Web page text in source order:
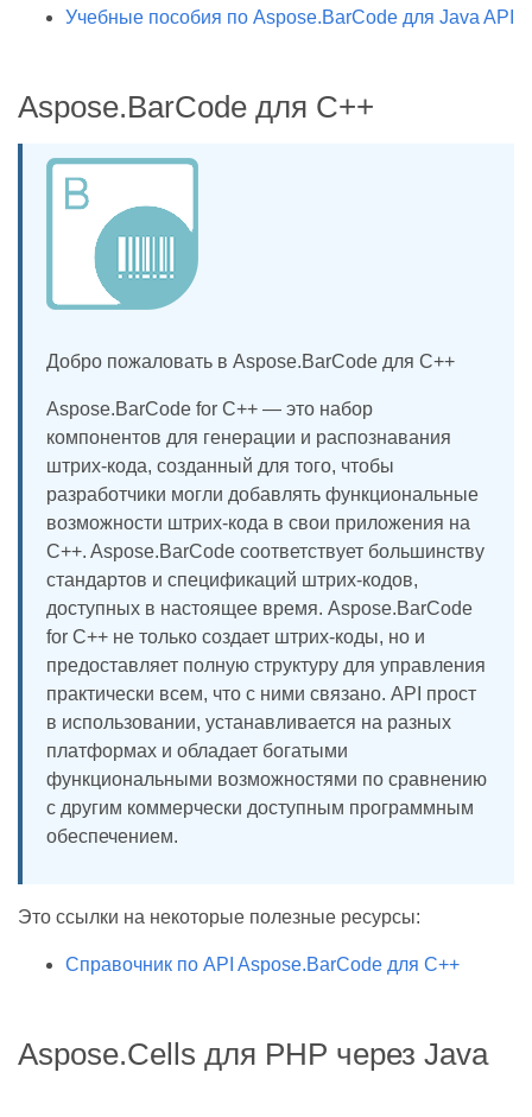
Учебные пособия по Aspose.BarCode для Java API
Aspose.BarCode для C++
Добро пожаловать в Aspose.BarCode для C++
Aspose.BarCode for C++ — это набор
компонентов для генерации и распознавания
штрих-кода, созданный для того, чтобы
разработчики могли добавлять функциональные
возможности штрих-кода в свои приложения на
C++. Aspose.BarCode соответствует большинству
стандартов и спецификаций штрих-кодов,
доступных в настоящее время. Aspose.BarCode
for C++ не только создает штрих-коды, но и
предоставляет полную структуру для управления
практически всем, что с ними связано. API прост
в использовании, устанавливается на разных
платформах и обладает богатыми
функциональными возможностями по сравнению
с другим коммерчески доступным программным
обеспечением.
Это ссылки на некоторые полезные ресурсы:
Справочник по API Aspose.BarCode для C++
Aspose.Cells для PHP через Java